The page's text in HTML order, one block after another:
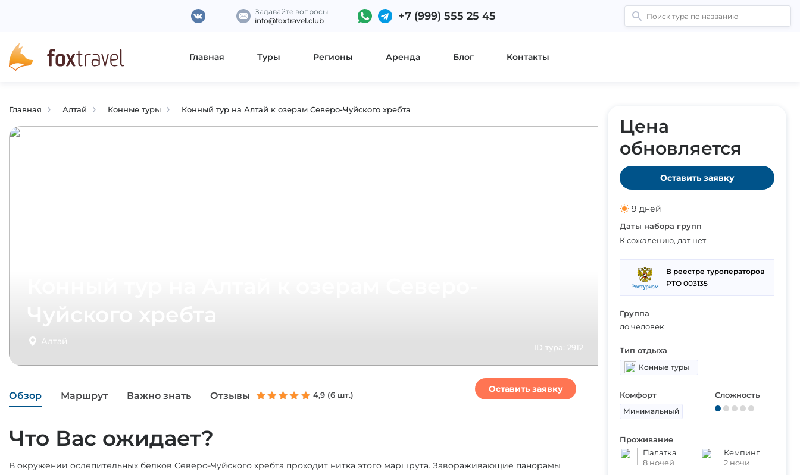
Задавайте вопросы
info@foxtravel.club
+7 (999) 555 25 45
Главная Туры Регионы Аренда Блог Контакты
Главная Алтай Конные туры Конный тур на Алтай к озерам Северо-Чуйского хребта
Алтай
ID тура: 2912
Обзор Маршрут Важно знать Отзывы 4,9 (6 шт.)
Оставить заявку
Что Вас ожидает?
В окружении ослепительных белков Северо-Чуйского хребта проходит нитка этого маршрута. Завораживающие панорамы
Цена
обновляется
Оставить заявку
9 дней
Даты набора групп
К сожалению, дат нет
В реестре туроператоров
РТО 003135
Группа
до человек
Тип отдыха
Конные туры
Комфорт
Минимальный
Сложность
Проживание
Палатка
8 ночей
Кемпинг
2 ночи